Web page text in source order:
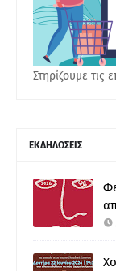
Στηρίζουμε τις
ΕΚΔΗΛΩΣΕΙΣ